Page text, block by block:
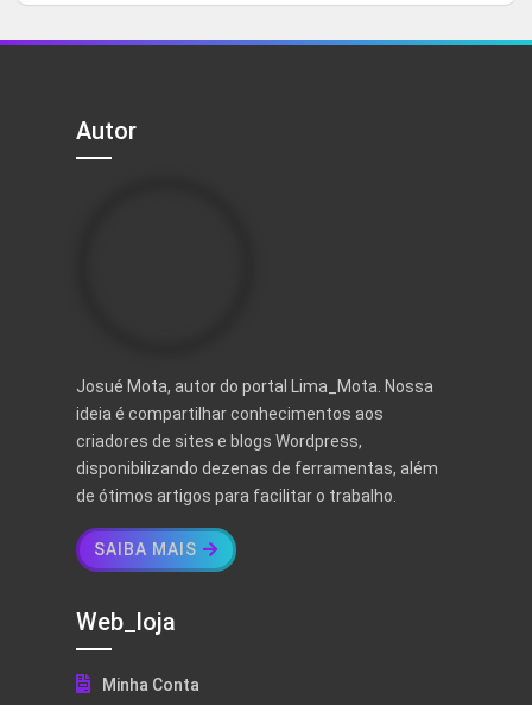
Autor
Josué Mota, autor do portal Lima_Mota. Nossa
ideia é compartilhar conhecimentos aos
criadores de sites e blogs Wordpress,
disponibilizando dezenas de ferramentas, além
de ótimos artigos para facilitar o trabalho.
SAIBA MAIS
Web_loja
Minha Conta